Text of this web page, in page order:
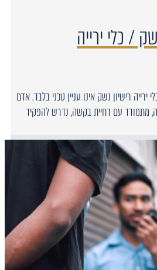
/ כלי ירייה
ירייה רישיון נשק אינו עניין טכני בלבד. אדם
מתמודד עם דחיית בקשה, נדרש להפקיד